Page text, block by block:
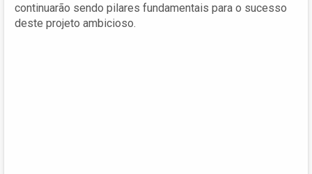
continuarão sendo pilares fundamentais para o sucesso
deste projeto ambicioso.